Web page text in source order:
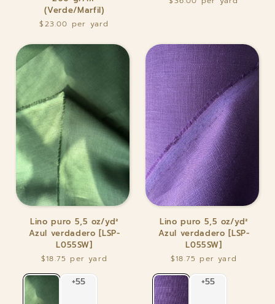
Melange
Tonos
200
gr/m²
(Verde/Marfil)
(Verde/Marfil)
$23.00
puro
plomo)
Lino
puro
5,5
verdadero
[LSP-
L055SW]
Lino puro 5,5 oz/yd²
Azul verdadero [LSP-
L055SW]
$18.75
Lino
puro
5,5
verdadero
[LSP-
L055SW]
Lino puro 5,5 oz/yd²
Azul verdadero [LSP-
L055SW]
$18.75